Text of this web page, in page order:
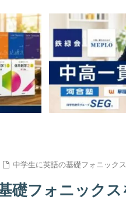
中学生に英語の基礎フォニック
礎フォニック